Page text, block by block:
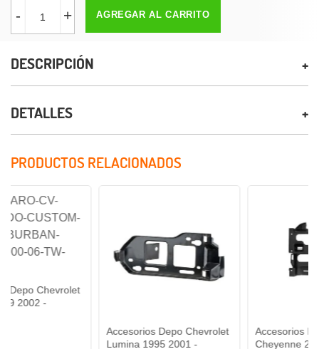
- + AGREGAR AL CARRITO
DESCRIPCIÓN
DETALLES
PRODUCTOS RELACIONADOS
Accesorios Depo Chevrolet
Lumina 1995 2001 -
Accesorios Depo
Cheyenne 2003 2006 -